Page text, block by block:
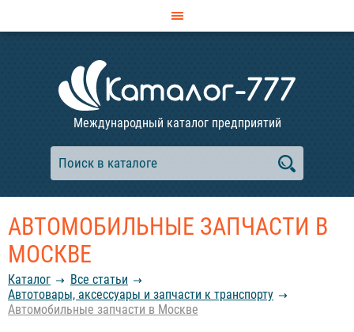
Международный каталог предприятий
АВТОМОБИЛЬНЫЕ ЗАПЧАСТИ В
МОСКВЕ
Каталог
Все статьи
Автотовары, аксессуары и запчасти к транспорту
Автомобильные запчасти в Москве